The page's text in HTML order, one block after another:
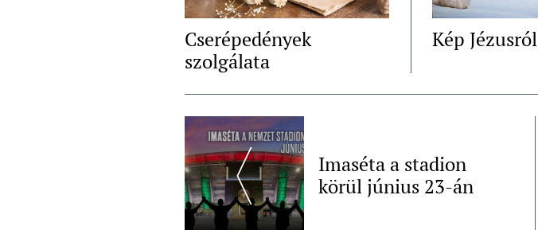
Cserépedények
szolgálata
Kép Jézusról
Post
NavigationImaséta a stadion
körül június 23-án